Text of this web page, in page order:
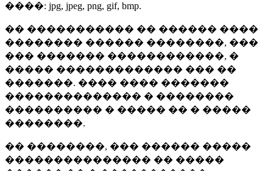
����: jpg, jpeg, png, gif, bmp.
�� ����������� �� ������ ����
�������� ������ ��������, ���
��� ������� ������������, �
����� ������������� ��� ��
�������. ���� ���� �������
�������������� � ��������
���������� � ����� �� � �����
��������.
�� ��������, ��� ������ �����
��������������� �� �����